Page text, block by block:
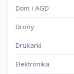
Dom i AGD
Drony
Drukarki
Elektronika